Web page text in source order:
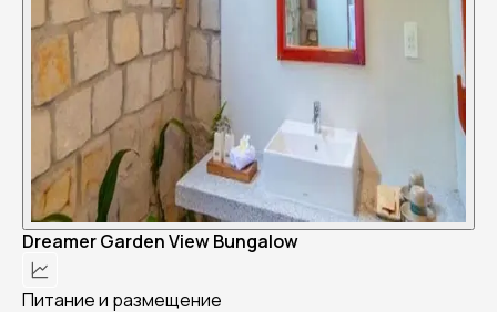
Dreamer Garden View Bungalow
Питание и размещение